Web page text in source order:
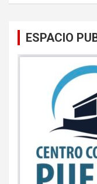
ESPACIO